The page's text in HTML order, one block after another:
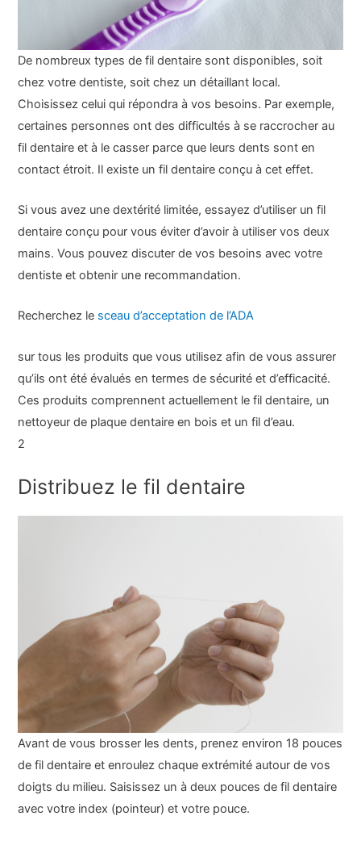
De nombreux types de fil dentaire sont disponibles, soit
chez votre dentiste, soit chez un détaillant local.
Choisissez celui qui répondra à vos besoins. Par exemple,
certaines personnes ont des difficultés à se raccrocher au
fil dentaire et à le casser parce que leurs dents sont en
contact étroit. Il existe un fil dentaire conçu à cet effet.
Si vous avez une dextérité limitée, essayez d’utiliser un fil
dentaire conçu pour vous éviter d’avoir à utiliser vos deux
mains. Vous pouvez discuter de vos besoins avec votre
dentiste et obtenir une recommandation.
Recherchez le sceau d’acceptation de l’ADA
sur tous les produits que vous utilisez afin de vous assurer
qu’ils ont été évalués en termes de sécurité et d’efficacité.
Ces produits comprennent actuellement le fil dentaire, un
nettoyeur de plaque dentaire en bois et un fil d’eau.
2
Distribuez le fil dentaire
Avant de vous brosser les dents, prenez environ 18 pouces
de fil dentaire et enroulez chaque extrémité autour de vos
doigts du milieu. Saisissez un à deux pouces de fil dentaire
avec votre index (pointeur) et votre pouce.